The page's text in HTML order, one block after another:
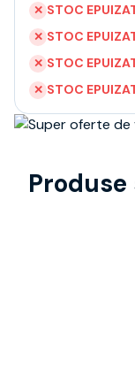
Intrebari frecvente
✕ STOC
✕ STOC
✕ STOC
✕ STOC